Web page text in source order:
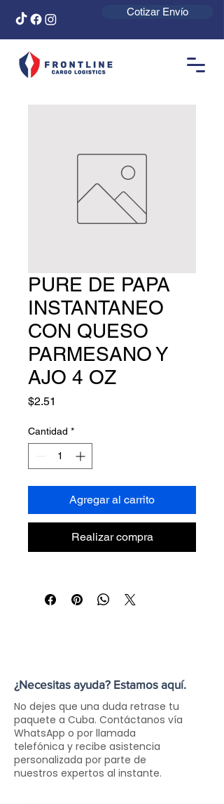
Cotizar Envío
PURE DE PAPA
INSTANTANEO
CON QUESO
PARMESANO Y
AJO 4 OZ
$2.51
Cantidad *
Agregar al carrito
Realizar compra
¿Necesitas ayuda? Estamos aquí.
No dejes que una duda retrase tu
paquete a Cuba. Contáctanos vía
WhatsApp o por llamada
telefónica y recibe asistencia
personalizada por parte de
nuestros expertos al instante.